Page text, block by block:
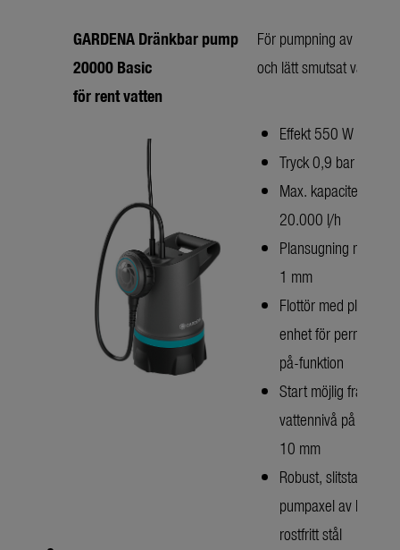
GARDENA Dränkbar pump
20000 Basic
för rent vatten
För pumpning av rent
och lätt smutsat vatten
Effekt 550 W
Tryck 0,9 bar
Max. kapacitet
20.000 l/h
Plansugning ner till
1 mm
Flottör med plug-in-
enhet för permanent
på-funktion
Start möjlig från en
vattennivå på bara
10 mm
Robust, slitstark
pumpaxel av härdat
rostfritt stål